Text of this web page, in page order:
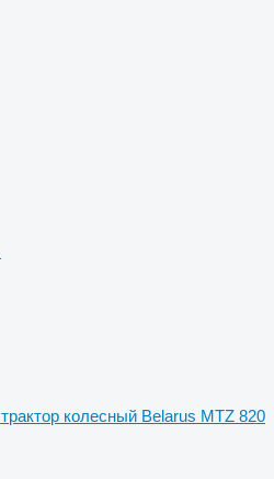
трактор колесный Belarus MTZ 820